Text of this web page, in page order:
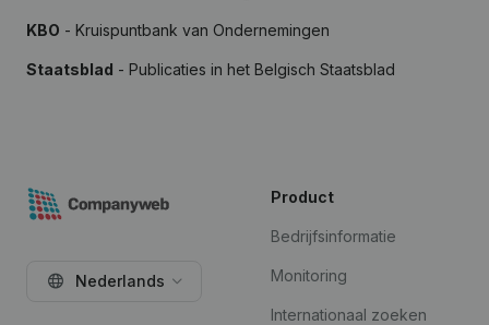
KBO - Kruispuntbank van Ondernemingen
Staatsblad - Publicaties in het Belgisch Staatsblad
Nederlands
Product
Bedrijfsinformatie
Monitoring
Internationaal zoeken